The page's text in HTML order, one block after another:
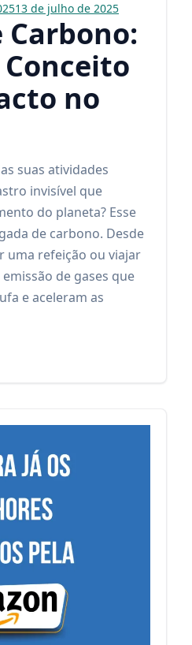
13 de julho de 2025
Carbono:
no
suas atividades
invisível que
do planeta? Esse
de carbono. Desde
uma refeição ou viajar
de gases que
e aceleram as